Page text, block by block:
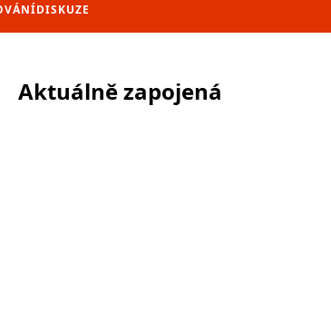
DISKUZE
Aktuálně zapojená